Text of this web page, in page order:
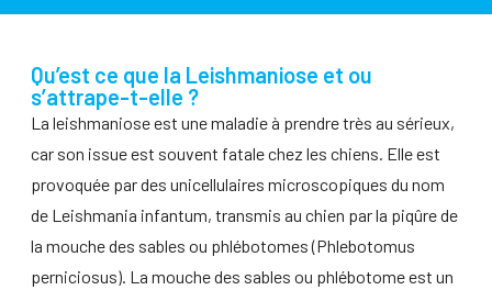
Qu’est ce que la Leishmaniose et ou
s’attrape-t-elle ?
La leishmaniose est une maladie à prendre très au sérieux,
car son issue est souvent fatale chez les chiens. Elle est
provoquée par des unicellulaires microscopiques du nom
de Leishmania infantum, transmis au chien par la piqûre de
la mouche des sables ou phlébotomes (Phlebotomus
perniciosus). La mouche des sables ou phlébotome est un